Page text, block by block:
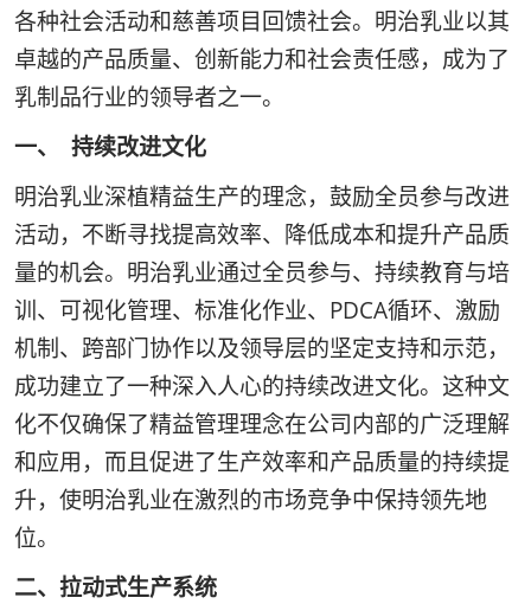
各种社会活动和慈善项目回馈社会。明治乳业以其
卓越的产品质量、创新能力和社会责任感，成为了
乳制品行业的领导者之一。
一、 持续改进文化
明治乳业深植精益生产的理念，鼓励全员参与改进
活动，不断寻找提高效率、降低成本和提升产品质
量的机会。明治乳业通过全员参与、持续教育与培
训、可视化管理、标准化作业、PDCA循环、激励
机制、跨部门协作以及领导层的坚定支持和示范，
成功建立了一种深入人心的持续改进文化。这种文
化不仅确保了精益管理理念在公司内部的广泛理解
和应用，而且促进了生产效率和产品质量的持续提
升，使明治乳业在激烈的市场竞争中保持领先地
位。
二、拉动式生产系统